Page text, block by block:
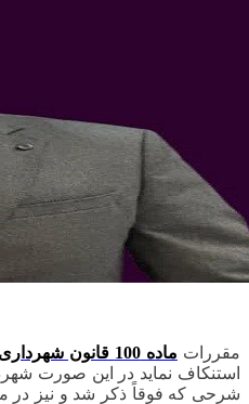
مقررات ماده 100 قانون شهرداری
استنکاف نماید در این صورت
شرحی که فوقاً ذکر شد و نیز در